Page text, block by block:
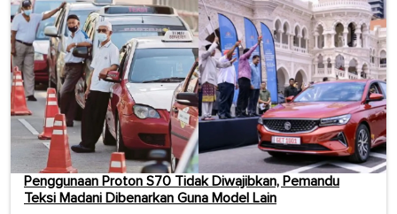
Penggunaan Proton S70 Tidak Diwajibkan, Pemandu
Teksi Madani Dibenarkan Guna Model Lain